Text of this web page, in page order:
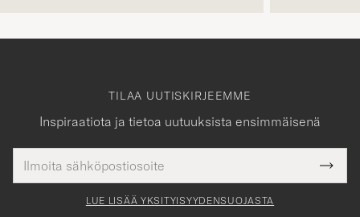
TILAA UUTISKIRJEEMME
Inspiraatiota ja tietoa uutuuksista ensimmäisenä
tieto
Tack
för
LUE LISÄÄ YKSITYISYYDENSUOJASTA